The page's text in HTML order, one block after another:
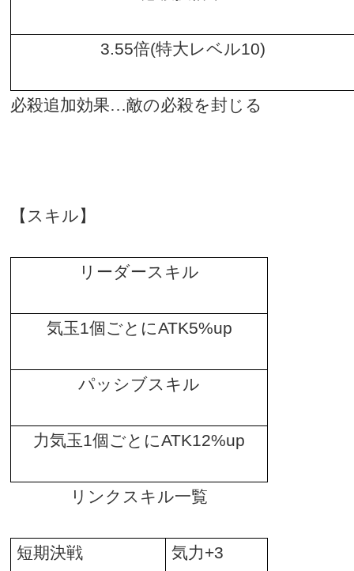
3.55倍(特大レベル10)
必殺追加効果…敵の必殺を封じる
【スキル】
リーダースキル
気玉1個ごとにATK5%up
パッシブスキル
力気玉1個ごとにATK12%up
リンクスキル一覧
短期決戦 気力+3